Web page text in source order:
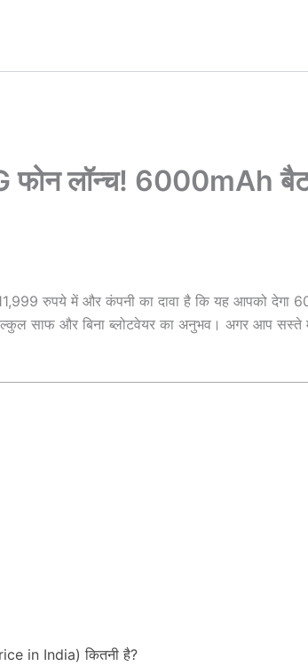
लॉन्च! 6000mAh
रुपये में और कंपनी का दावा है कि यह आपको देगा
साफ और बिना ब्लोटवेयर का अनुभव। अगर आप सस्ते
in India) कितनी है?